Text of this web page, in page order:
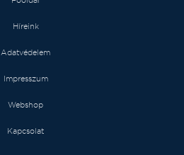
Híreink
Adatvédelem
Impresszum
Webshop
Kapcsolat